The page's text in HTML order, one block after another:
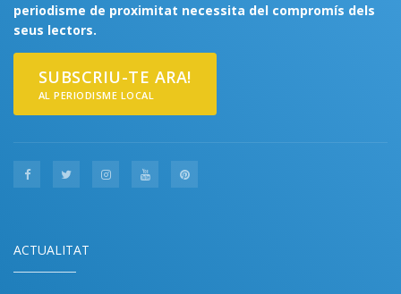
periodisme de proximitat necessita del compromís dels
seus lectors.
SUBSCRIU-TE ARA!
AL PERIODISME LOCAL
ACTUALITAT